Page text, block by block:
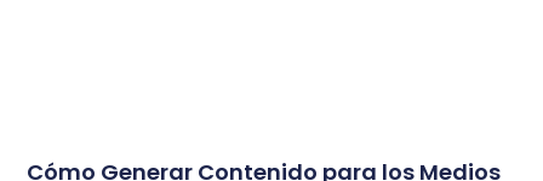
Cómo Generar Contenido para los Medios